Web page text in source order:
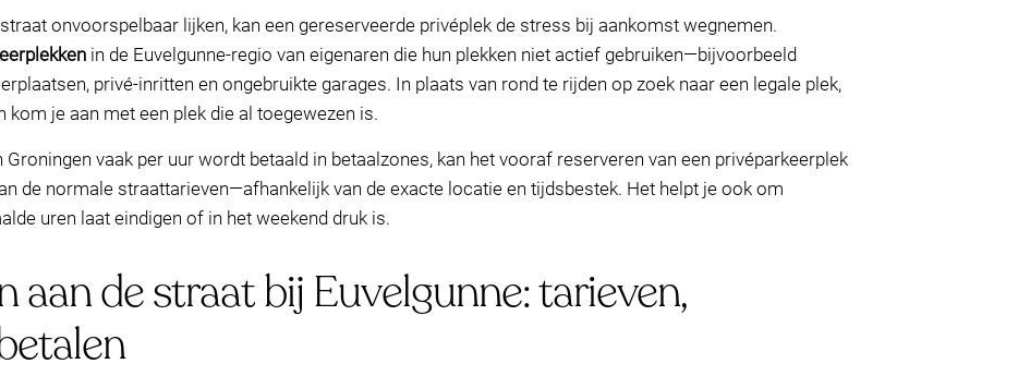
onvoorspelbaar lijken, kan een gereserveerde privéplek de stress bij aankomst wegnemen.
in de Euvelgunne-regio van eigenaren die hun plekken niet actief gebruiken—bijvoorbeeld
privé-inritten en ongebruikte garages. In plaats van rond te rijden op zoek naar een legale plek,
kom je aan met een plek die al toegewezen is.
vaak per uur wordt betaald in betaalzones, kan het vooraf reserveren van een privéparkeerplek
de normale straattarieven—afhankelijk van de exacte locatie en tijdsbestek. Het helpt je ook om
uren laat eindigen of in het weekend druk is.
aan de straat bij Euvelgunne: tarieven,